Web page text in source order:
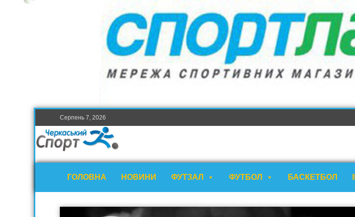
Серпень 7, 2026
ГОЛОВНА НОВИНИ ФУТЗАЛ ФУТБОЛ БАСКЕТБОЛ